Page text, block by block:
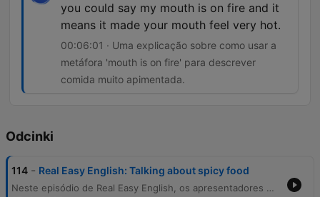
you could say my mouth is on fire and it
means it made your mouth feel very hot.
00:06:01 · Uma explicação sobre como usar a
metáfora 'mouth is on fire' para descrever
comida muito apimentada.
Odcinki
114 - Real Easy English: Talking about spicy food
Neste episódio de Real Easy English, os apresentadores Neil e Georgie exploram o vocabulário relacionado a alimentos picantes. A conversa aborda expressões idiomáticas como 'has a kick', 'mouth is on fire' e o uso do termo 'hot' para descrever níveis de pimenta, além de compartilhar experiências pessoais sobre refeições extremamente apimentadas no Sudeste Asiático e em restaurantes. A discussão serve como uma lição prática de inglês, detalhando como descrever sensações físicas causadas pela pimenta e sugerindo formas de aliviar o calor na boca.